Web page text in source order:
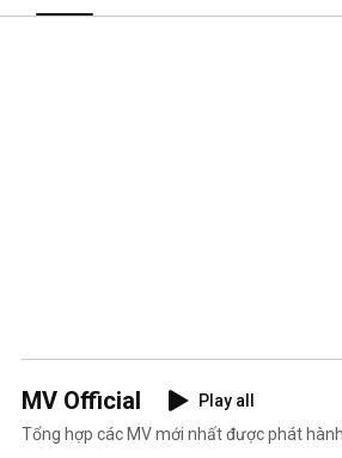
MV Official
Play all
Tổng hợp các MV mới nhất được phát